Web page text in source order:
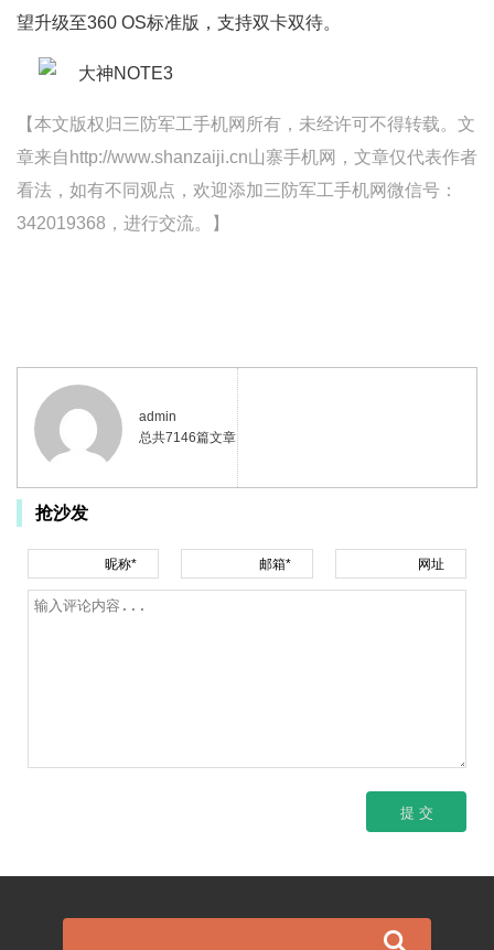
望升级至360 OS标准版，支持双卡双待。
【本文版权归三防军工手机网所有，未经许可不得转载。文
章来自http://www.shanzaiji.cn山寨手机网，文章仅代表作者
看法，如有不同观点，欢迎添加三防军工手机网微信号：
342019368，进行交流。】
admin
总共7146篇文章
抢沙发
昵称* 邮箱* 网址